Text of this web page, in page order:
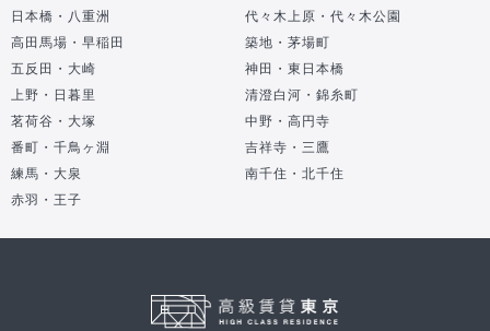
日本橋・八重洲
代々木上原・代々木公園
高田馬場・早稲田
築地・茅場町
五反田・大崎
神田・東日本橋
上野・日暮里
清澄白河・錦糸町
茗荷谷・大塚
中野・高円寺
番町・千鳥ヶ淵
吉祥寺・三鷹
練馬・大泉
南千住・北千住
赤羽・王子